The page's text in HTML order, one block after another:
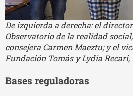
De izquierda a derecha: el
Observatorio de la realidad
consejera Carmen Maeztu; y el
Fundación Tomás y Lydia
Bases reguladoras